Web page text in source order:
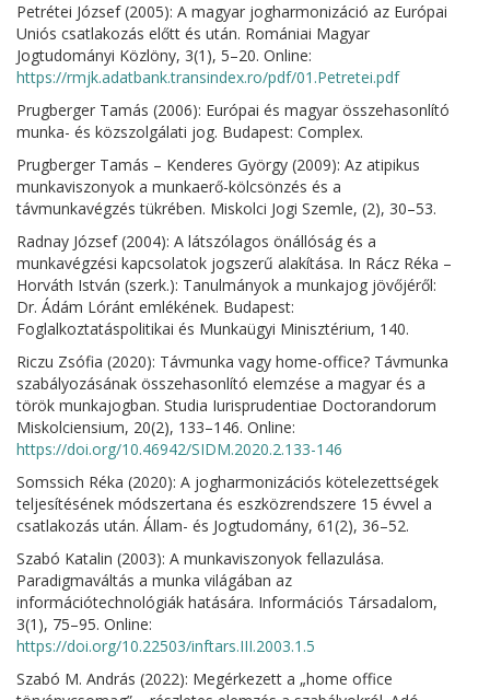
Petrétei József (2005): A magyar jogharmonizáció az Európai
Uniós csatlakozás előtt és után. Romániai Magyar
Jogtudományi Közlöny, 3(1), 5–20. Online:
https://rmjk.adatbank.transindex.ro/pdf/01.Petretei.pdf
Prugberger Tamás (2006): Európai és magyar összehasonlító
munka- és közszolgálati jog. Budapest: Complex.
Prugberger Tamás – Kenderes György (2009): Az atipikus
munkaviszonyok a munkaerő-kölcsönzés és a
távmunkavégzés tükrében. Miskolci Jogi Szemle, (2), 30–53.
Radnay József (2004): A látszólagos önállóság és a
munkavégzési kapcsolatok jogszerű alakítása. In Rácz Réka –
Horváth István (szerk.): Tanulmányok a munkajog jövőjéről:
Dr. Ádám Lóránt emlékének. Budapest:
Foglalkoztatáspolitikai és Munkaügyi Minisztérium, 140.
Riczu Zsófia (2020): Távmunka vagy home-office? Távmunka
szabályozásának összehasonlító elemzése a magyar és a
török munkajogban. Studia Iurisprudentiae Doctorandorum
Miskolciensium, 20(2), 133–146. Online:
https://doi.org/10.46942/SIDM.2020.2.133-146
Somssich Réka (2020): A jogharmonizációs kötelezettségek
teljesítésének módszertana és eszközrendszere 15 évvel a
csatlakozás után. Állam- és Jogtudomány, 61(2), 36–52.
Szabó Katalin (2003): A munkaviszonyok fellazulása.
Paradigmaváltás a munka világában az
információtechnológiák hatására. Információs Társadalom,
3(1), 75–95. Online:
https://doi.org/10.22503/inftars.III.2003.1.5
Szabó M. András (2022): Megérkezett a „home office